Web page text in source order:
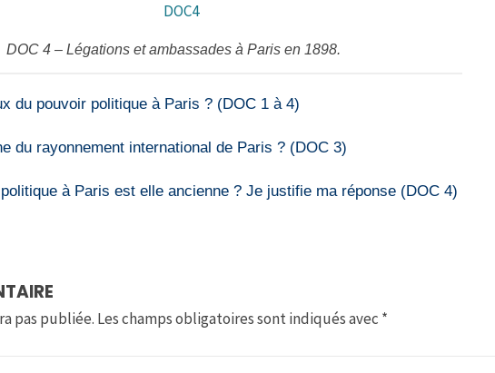
DOC 4 – Légations et ambassades à Paris en 1898.
du pouvoir politique à Paris ? (DOC 1 à 4)
du rayonnement international de Paris ? (DOC 3)
à Paris est elle ancienne ? Je justifie ma réponse (DOC 4)
pas publiée. Les champs obligatoires sont indiqués avec *